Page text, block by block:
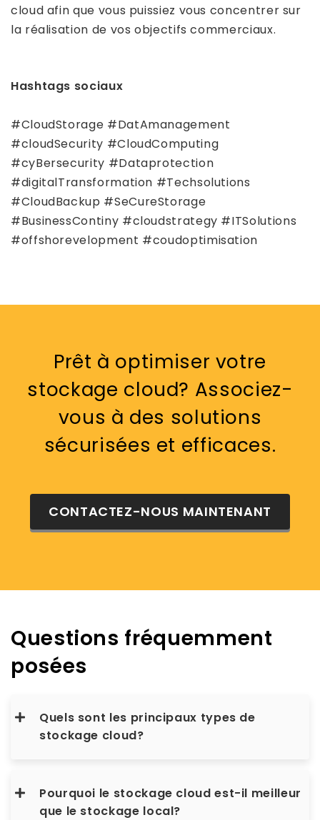
cloud afin que vous puissiez vous concentrer sur
la réalisation de vos objectifs commerciaux.
Hashtags sociaux
#CloudStorage #DatAmanagement
#cloudSecurity #CloudComputing
#cyBersecurity #Dataprotection
#digitalTransformation #Techsolutions
#CloudBackup #SeCureStorage
#BusinessContiny #cloudstrategy #ITSolutions
#offshorevelopment #coudoptimisation
Prêt à optimiser votre
stockage cloud? Associez-
vous à des solutions
sécurisées et efficaces.
CONTACTEZ-NOUS MAINTENANT
Questions fréquemment
posées
Quels sont les principaux types de
stockage cloud?
Pourquoi le stockage cloud est-il meilleur
que le stockage local?